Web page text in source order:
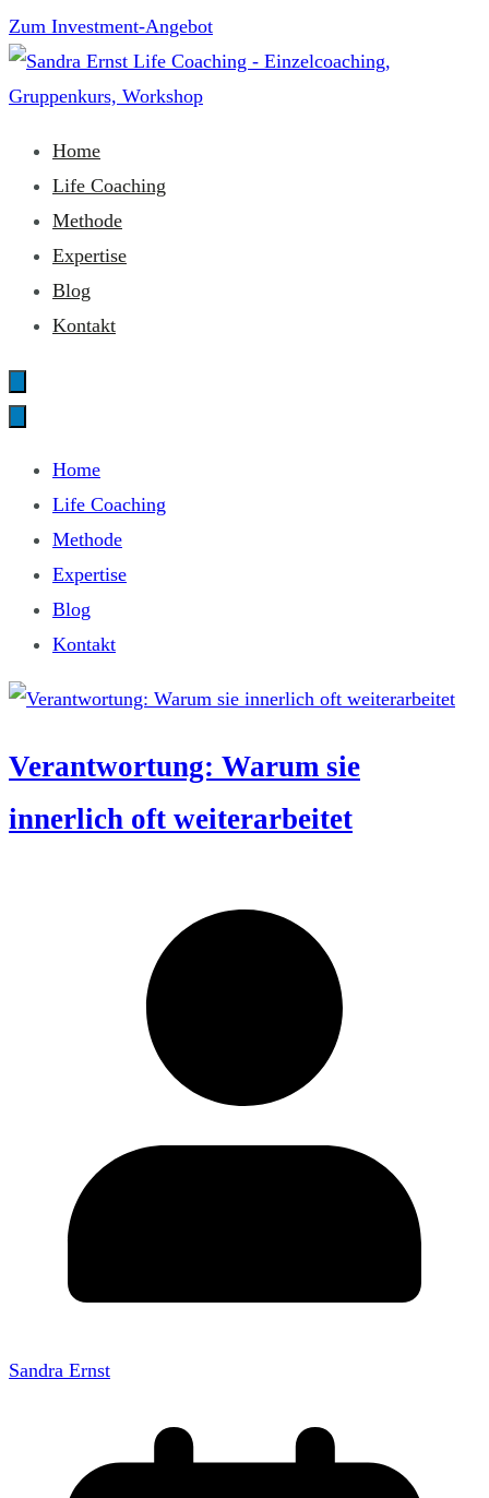
Zum
Inhalt
springen
Zum Investment-Angebot
Sandra Ernst Life Coaching
Home
Life Coaching
Methode
Expertise
Blog
Kontakt
Home
Life Coaching
Methode
Expertise
Blog
Kontakt
Verantwortung: Warum sie
innerlich oft weiterarbeitet
Sandra Ernst